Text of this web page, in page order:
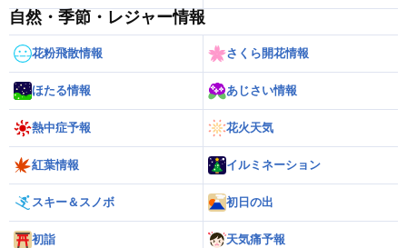
自然・季節・レジャー情報
花粉飛散情報 さくら開花情報
ほたる情報 あじさい情報
熱中症予報 花火天気
紅葉情報 イルミネーション
スキー＆スノボ 初日の出
初詣 天気痛予報